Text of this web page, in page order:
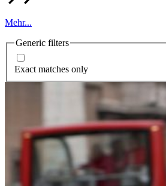
Mehr...
Generic filters
Exact matches only